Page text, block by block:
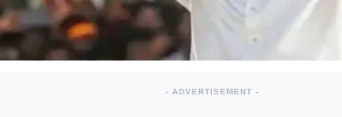
- ADVERTISEMENT -